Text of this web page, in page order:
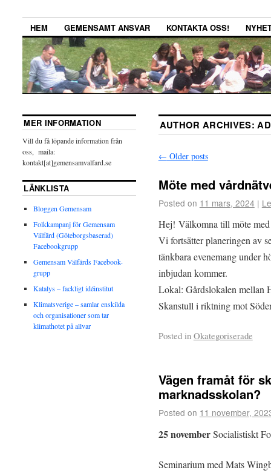
HEM GEMENSAMT ANSVAR KONTAKTA OSS!
AUTHOR ARCHIVES:
← Older posts
Möte med
Posted on 11 mars, 2024 |
Hej! Välkomna till möte
Vi fortsätter planeringen av
tänkbara evenemang under
inbjudan kommer.
Lokal: Gårdslokalen mellan
Skanstull i riktning mot
Posted in Okategoriserade
Vägen framåt för
marknadsskolan?
Posted on 11 november,
25 novemberSocialistiskt
Seminarium med Mats
MER INFORMATION
Vill du få löpande information från
oss, maila:
kontakt[at]gemensamvalfard.se
LÄNKLISTA
Bloggen Gemensam
Folkkampanj för Gemensam
Välfärd (Göteborgsbaserad)
Facebookgrupp
Gemensam Välfärds Facebook-
grupp
Katalys – fackligt idéinstitut
Klimatsverige – samlar enskilda
och organisationer som tar
klimathotet på allvar